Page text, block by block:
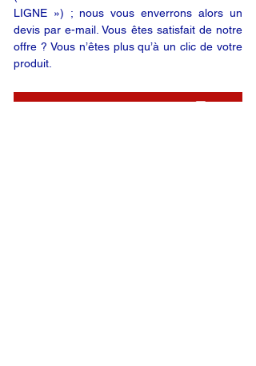
LIGNE ») ; nous vous enverrons alors un
devis par e-mail. Vous êtes satisfait de notre
offre ? Vous n’êtes plus qu’à un clic de votre
produit.